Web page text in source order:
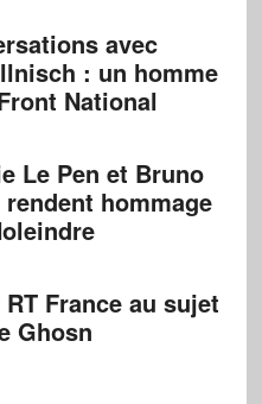
avec
: un homme
National
Le Pen et Bruno
hommage
France au sujet
Ghosn